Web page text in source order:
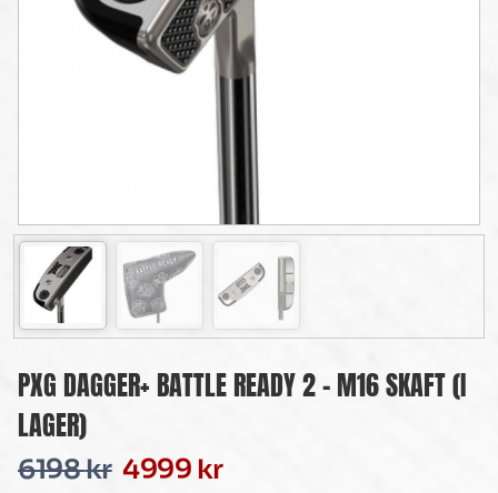
PXG DAGGER+ BATTLE READY 2 – M16 SKAFT (I
LAGER)
6198kr 4999 kr